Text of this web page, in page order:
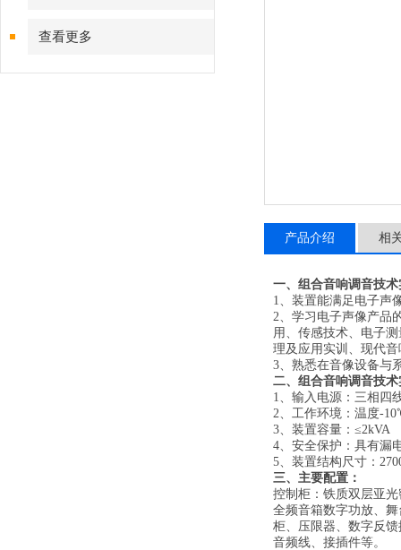
查看更多
产品介绍 相
一、 组合音响调音技
1、装置能满足电子声
2、学习电子声像产品
用、传感技术、电子
理及应用实训、现代
3、熟悉在音像设备与
二、 组合音响调音技
1、输入电源：三相四
2、工作环境：温度-
3、装置容量：≤2kVA
4、安全保护：具有漏
5、装置结构尺寸：
三、主要配置：
控制柜：铁质双层亚
全频音箱数字功放、
柜、压限器、数字反
音频线、接插件等。